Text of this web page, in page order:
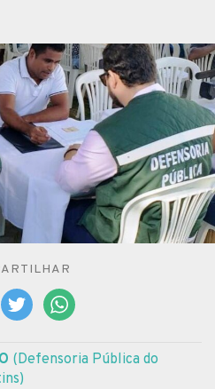
(Defensoria Pública do